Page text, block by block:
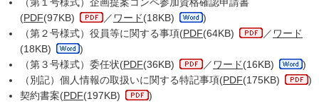
(PDF(97KB) ／ ワード(18KB)
)
（第２号様式）役員等に関する事項(PDF(64KB) ／ ワード
(18KB)
)
（第３号様式）委任状(PDF(36KB) ／ ワード(16KB)
)
（別記）個人情報の取扱いに関する特記事項(PDF(175KB)
)
契約書案(PDF(197KB) )